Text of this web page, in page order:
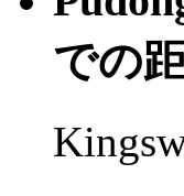
での